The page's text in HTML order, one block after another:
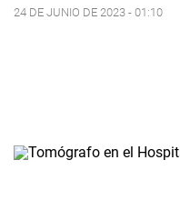
24 DE JUNIO DE 2023 - 01:10